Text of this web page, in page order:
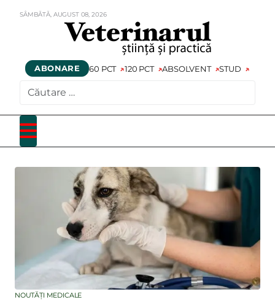
SÂMBĂTĂ, AUGUST 08,2026
ABONARE 60 PCT 120 PCT ABSOLVENT STUD
NOUTĂȚI MEDICALE